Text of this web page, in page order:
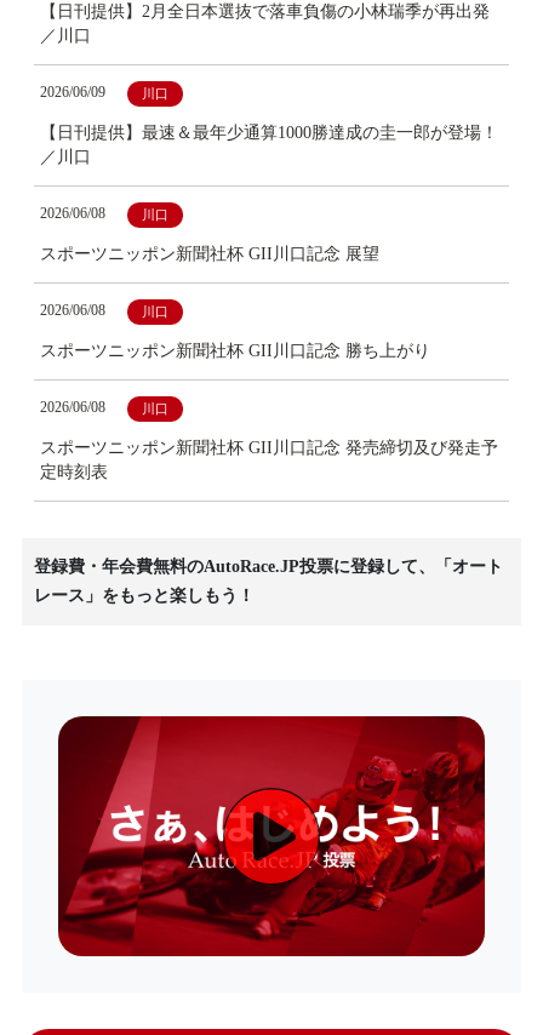
【日刊提供】2月全日本選抜で落車負傷の小林瑞季が再出発
／川口
2026/06/09 川口
【日刊提供】最速＆最年少通算1000勝達成の圭一郎が登場！
／川口
2026/06/08 川口
スポーツニッポン新聞社杯 GII川口記念 展望
2026/06/08 川口
スポーツニッポン新聞社杯 GII川口記念 勝ち上がり
2026/06/08 川口
スポーツニッポン新聞社杯 GII川口記念 発売締切及び発走予
定時刻表
登録費・年会費無料のAutoRace.JP投票に登録して、「オート
レース」をもっと楽しもう！